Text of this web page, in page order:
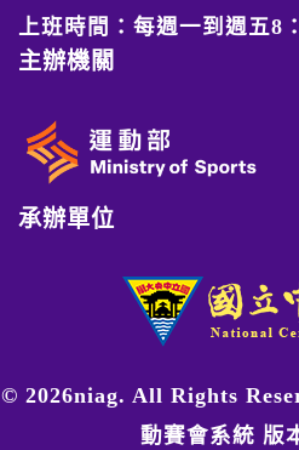
上班時間：每週一到週五8
主辦機關
承辦單位
© 2026niag. All Rights
動賽會系統 版